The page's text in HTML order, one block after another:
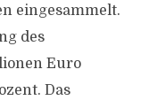
eingesammelt.
des
Euro
Das